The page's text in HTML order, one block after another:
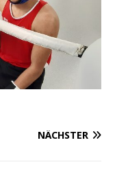
NÄCHSTER